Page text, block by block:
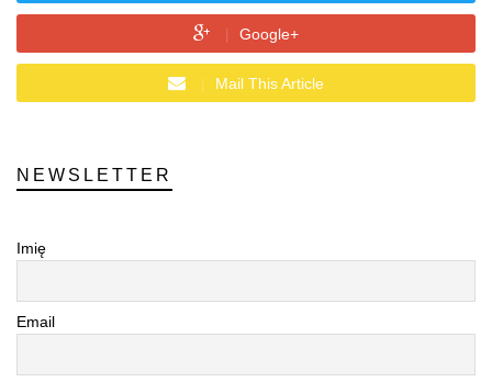
Google+
Mail This Article
NEWSLETTER
Imię
Email